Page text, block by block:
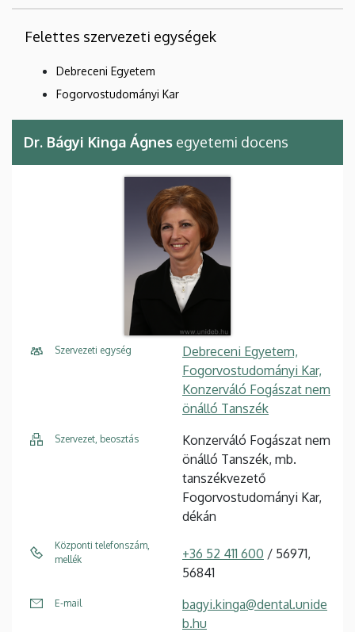
Felettes szervezeti egységek
Debreceni Egyetem
Fogorvostudományi Kar
Dr. Bágyi Kinga Ágnes egyetemi docens
Szervezeti egység
Debreceni Egyetem,
Fogorvostudományi Kar,
Konzerváló Fogászat nem
önálló Tanszék
Szervezet, beosztás
Konzerváló Fogászat nem
önálló Tanszék, mb.
tanszékvezető
Fogorvostudományi Kar,
dékán
Központi telefonszám,
mellék
+36 52 411 600 / 56971,
56841
E-mail
bagyi.kinga@dental.unide
b.hu